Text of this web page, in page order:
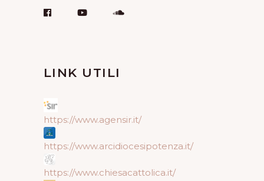
LINK UTILI
https://www.agensir.it/
https://www.arcidiocesipotenza.it/
https://www.chiesacattolica.it/